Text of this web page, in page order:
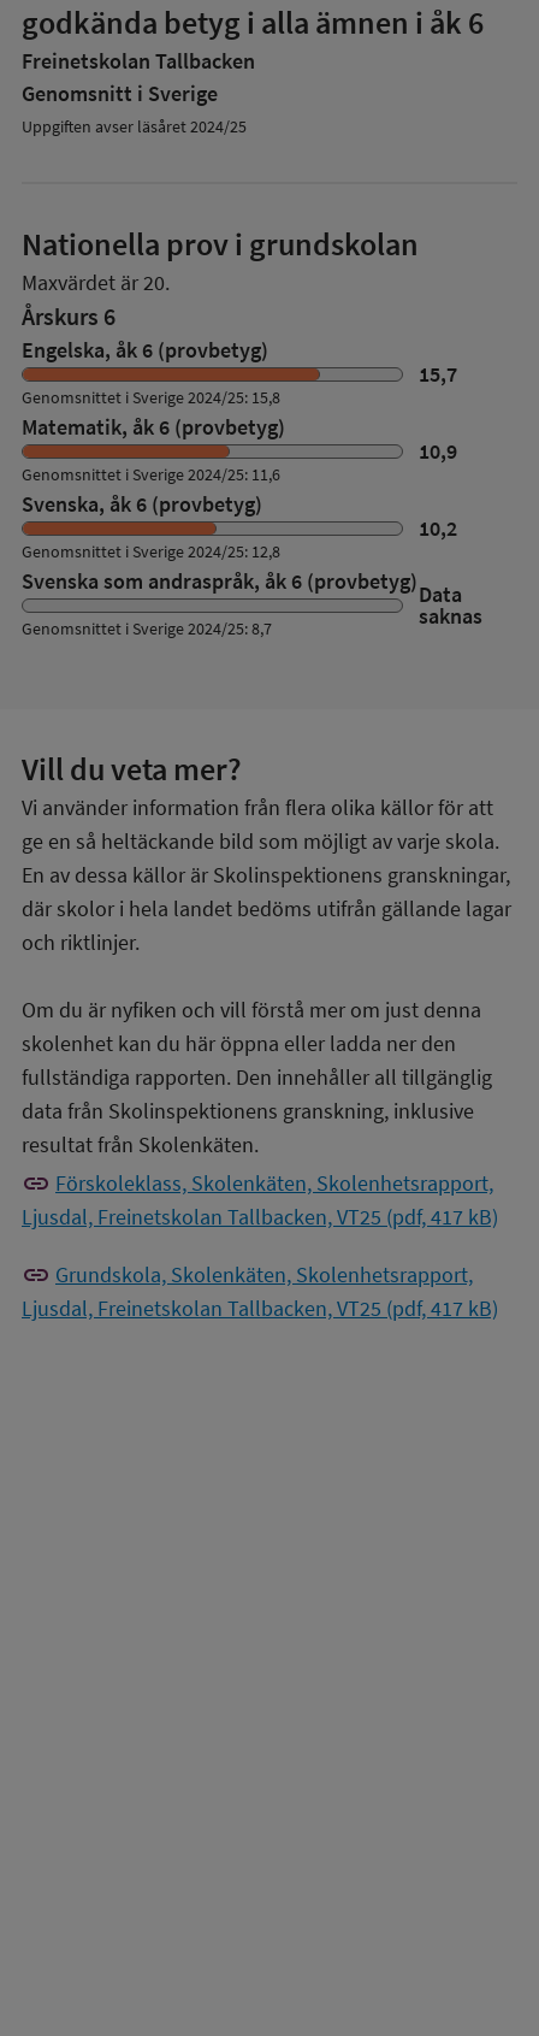
godkända betyg i alla ämnen i åk 6
Freinetskolan Tallbacken
Genomsnitt i Sverige
Uppgiften avser läsåret 2024/25
Nationella prov i grundskolan
Maxvärdet är 20.
Årskurs 6
Engelska, åk 6 (provbetyg)
15,7
Genomsnittet i Sverige 2024/25: 15,8
Matematik, åk 6 (provbetyg)
10,9
Genomsnittet i Sverige 2024/25: 11,6
Svenska, åk 6 (provbetyg)
10,2
Genomsnittet i Sverige 2024/25: 12,8
Svenska som andraspråk, åk 6 (provbetyg)Data
saknas
Genomsnittet i Sverige 2024/25: 8,7
Vill du veta mer?
Vi använder information från flera olika källor för att
ge en så heltäckande bild som möjligt av varje skola.
En av dessa källor är Skolinspektionens granskningar,
där skolor i hela landet bedöms utifrån gällande lagar
och riktlinjer.
Om du är nyfiken och vill förstå mer om just denna
skolenhet kan du här öppna eller ladda ner den
fullständiga rapporten. Den innehåller all tillgänglig
data från Skolinspektionens granskning, inklusive
resultat från Skolenkäten.
link Förskoleklass, Skolenkäten, Skolenhetsrapport,
Ljusdal, Freinetskolan Tallbacken, VT25 (pdf, 417 kB)
link Grundskola, Skolenkäten, Skolenhetsrapport,
Ljusdal, Freinetskolan Tallbacken, VT25 (pdf, 417 kB)